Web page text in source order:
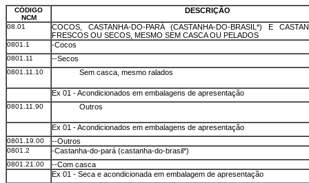
CÓDIGO
NCM
DESCRIÇÃO
08.01
COCOS, CASTANHA-DO-PARÁ (CASTANHA-DO-BRASIL*) E
FRESCOS OU SECOS, MESMO SEM CASCA OU PELADOS
0801.1 -Cocos
0801.11 --Secos
0801.11.10 Sem casca, mesmo ralados
Ex 01 - Acondicionados em embalagens de apresentação
0801.11.90 Outros
Ex 01 - Acondicionados em embalagens de apresentação
0801.19.00 --Outros
0801.2 -Castanha-do-pará (castanha-do-brasil*)
0801.21.00
--Com casca
Ex 01 - Seca e acondicionada em embalagem de apresentação